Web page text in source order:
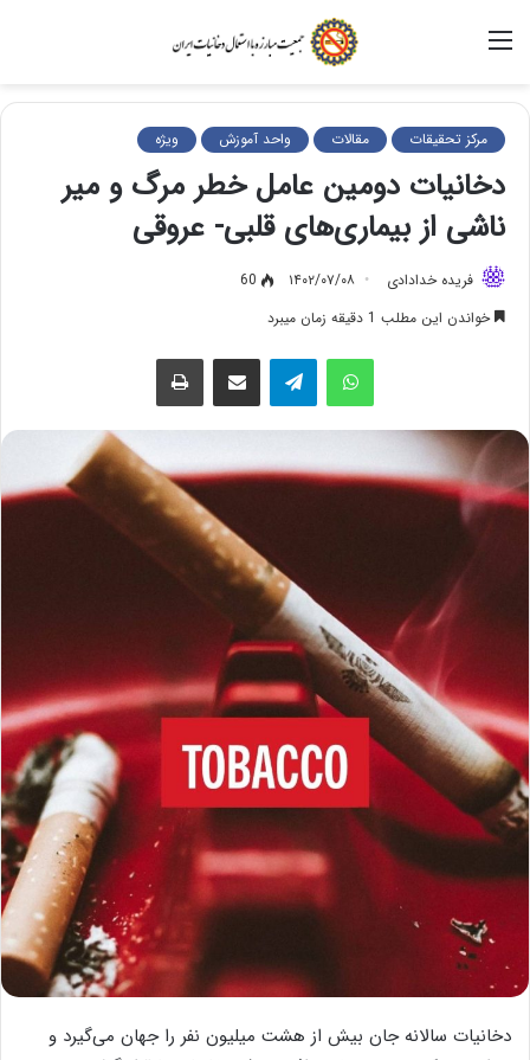
مرکز تحقیقات مقالات واحد آموزش ویژه
دخانیات دومین عامل خطر مرگ و میر
ناشی از بیماری‌های قلبی- عروقی
فریده خدادادی ۱۴۰۲/۰۷/۰۸
60
خواندن این مطلب 1 دقیقه زمان میبرد
واتس آپ اشتراک گذاری از طریق ایمیل
دخانیات سالانه جان بیش از هشت میلیون نفر را جهان می‌گیرد و